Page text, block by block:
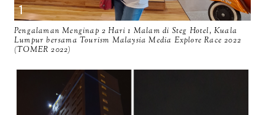
Pengalaman Menginap 2 Hari 1 Malam di Steg Hotel, Kuala
Lumpur bersama Tourism Malaysia Media Explore Race 2022
(TOMER 2022)